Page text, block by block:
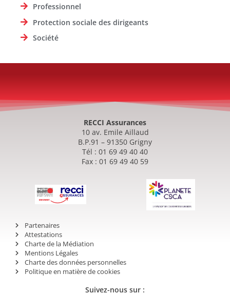
Professionnel
Protection sociale des dirigeants
Société
RECCI Assurances
10 av. Emile Aillaud
B.P.91 – 91350 Grigny
Tél : 01 69 49 40 40
Fax : 01 69 49 40 59
Partenaires
Attestations
Charte de la Médiation
Mentions Légales
Charte des données personnelles
Politique en matière de cookies
Suivez-nous sur :